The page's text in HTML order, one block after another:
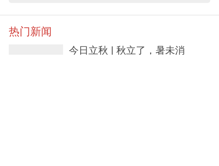
热门新闻
今日立秋 | 秋立了，暑未消